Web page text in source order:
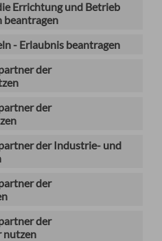
Errichtung und Betrieb
beantragen
- Erlaubnis beantragen
der
der
der Industrie- und
der
der
nutzen